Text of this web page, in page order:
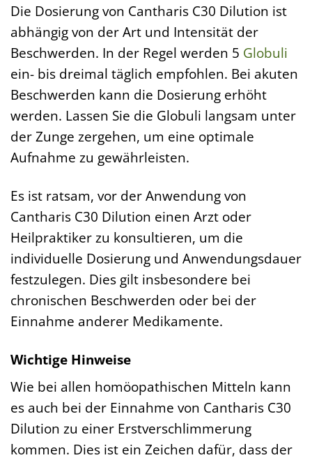
Die Dosierung von Cantharis C30 Dilution ist
abhängig von der Art und Intensität der
Beschwerden. In der Regel werden 5 Globuli
ein- bis dreimal täglich empfohlen. Bei akuten
Beschwerden kann die Dosierung erhöht
werden. Lassen Sie die Globuli langsam unter
der Zunge zergehen, um eine optimale
Aufnahme zu gewährleisten.
Es ist ratsam, vor der Anwendung von
Cantharis C30 Dilution einen Arzt oder
Heilpraktiker zu konsultieren, um die
individuelle Dosierung und Anwendungsdauer
festzulegen. Dies gilt insbesondere bei
chronischen Beschwerden oder bei der
Einnahme anderer Medikamente.
Wichtige Hinweise
Wie bei allen homöopathischen Mitteln kann
es auch bei der Einnahme von Cantharis C30
Dilution zu einer Erstverschlimmerung
kommen. Dies ist ein Zeichen dafür, dass der